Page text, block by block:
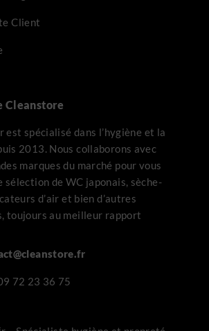
Client
Cleanstore
est spécialisé dans l’hygiène et la
2013. Nous collaborons avec
marques du marché pour vous
sélection de WC japonais, sèche-
d’air et bien d’autres
toujours au meilleur rapport
72 23 36 75